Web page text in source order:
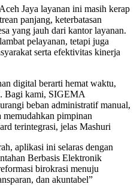
Jaya layanan ini masih kerap
panjang, keterbatasan
yang jauh dari kantor layanan.
pelayanan, tetapi juga
serta efektivitas kinerja
digital berarti hemat waktu,
Bagi kami, SIGEMA
beban administratif manual,
memudahkan pimpinan
terintegrasi, jelas Mashuri
aplikasi ini selaras dengan
Berbasis Elektronik
birokrasi menuju
dan akuntabel”